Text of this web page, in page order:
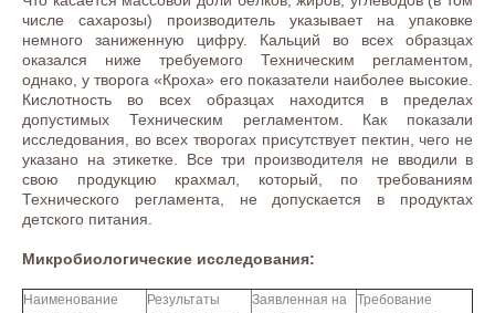
числе сахарозы) производитель указывает на упаковке
немного заниженную цифру. Кальций во всех образцах
оказался ниже требуемого Техническим регламентом,
однако, у творога «Кроха» его показатели наиболее высокие.
Кислотность во всех образцах находится в пределах
допустимых Техническим регламентом. Как показали
исследования, во всех творогах присутствует пектин, чего не
указано на этикетке. Все три производителя не вводили в
свою продукцию крахмал, который, по требованиям
Технического регламента, не допускается в продуктах
детского питания.
Микробиологические исследования:
Наименование
Результаты
Заявленная на
Требование